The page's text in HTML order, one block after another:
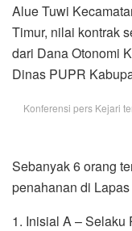
Alue Tuwi
Timur, nilai kontrak
dari Dana Otonomi
Dinas PUPR
Konferensi pers Kejari
Sebanyak 6 orang
penahanan di
1. Inisial A – Selaku